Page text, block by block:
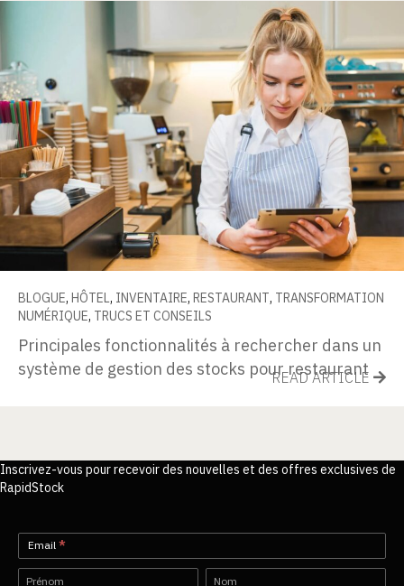
BLOGUE, HÔTEL, INVENTAIRE, RESTAURANT, TRANSFORMATION
NUMÉRIQUE, TRUCS ET CONSEILS
Principales fonctionnalités à rechercher dans un
système de gestion des stocks pour restaurant
READ ARTICLE
Inscrivez-vous pour recevoir des nouvelles et des offres exclusives de
RapidStock
Newsletter-
FR
Email *
Name Name